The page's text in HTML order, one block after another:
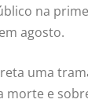
na
agosto.
uma
morte e